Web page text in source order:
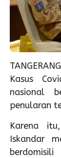
Kasus
nasional
penularan
Karena
Iskandar